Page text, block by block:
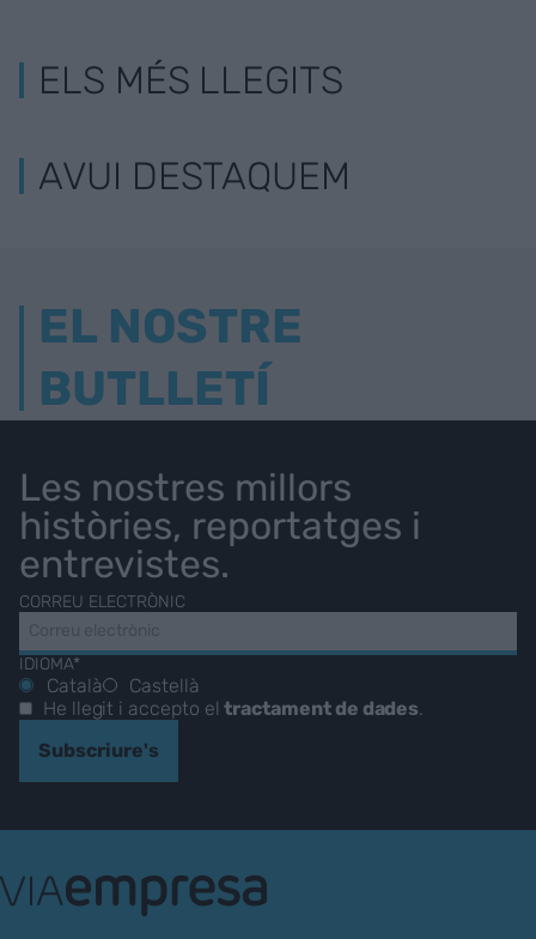
ELS MÉS LLEGITS
AVUI DESTAQUEM
EL NOSTRE
BUTLLETÍ
Les nostres millors
històries, reportatges i
entrevistes.
CORREU ELECTRÒNIC
IDIOMA*
Català
Castellà
He llegit i accepto eltractament de dades.
Subscriure's